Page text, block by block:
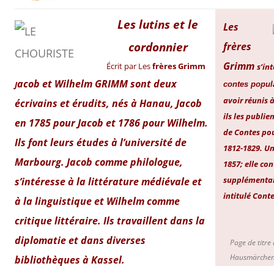
Les lutins et le
cordonnier
Écrit par Lesfrères Grimm
Jacob et Wilhelm GRIMM sont deux
écrivains et érudits, nés à Hanau, Jacob
en 1785 pour Jacob et 1786 pour Wilhelm.
Ils font leurs études à l’université de
Marbourg. Jacob comme philologue,
s’intéresse à la littérature médiévale et
à la linguistique et Wilhelm comme
critique littéraire. Ils travaillent dans la
diplomatie et dans diverses
bibliothèques à Kassel.
Les
frères
Grimm
contes
avoir réunis
ils les
deContes
1812-1829.
1857; elle
intitulé
Page de